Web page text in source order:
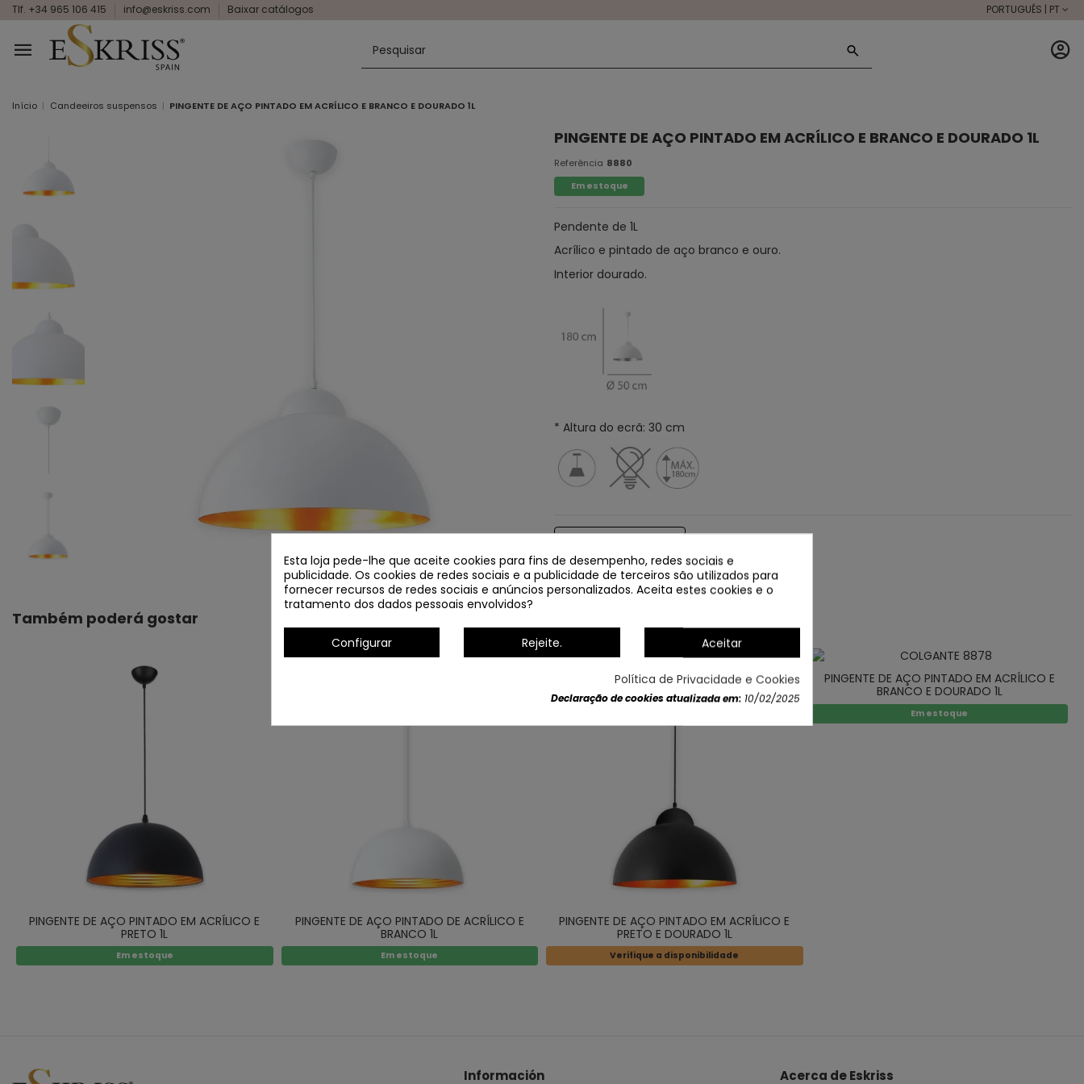
Tlf. +34 965 106 415 info@eskriss.com Baixar catálogos PORTUGUÊS | PT
Início Candeeiros suspensos PINGENTE DE AÇO PINTADO EM ACRÍLICO E BRANCO E DOURADO 1L
PINGENTE DE AÇO PINTADO EM ACRÍLICO E BRANCO E DOURADO 1L
Referência 8880
Em estoque
Pendente de 1L
Acrílico e pintado de aço branco e ouro.
Interior dourado.
* Altura do ecrã: 30 cm
Também poderá gostar
PINGENTE DE AÇO PINTADO EM ACRÍLICO E
PRETO 1L
Em estoque
PINGENTE DE AÇO PINTADO DE ACRÍLICO E
BRANCO 1L
Em estoque
PINGENTE DE AÇO PINTADO EM ACRÍLICO E
PRETO E DOURADO 1L
Verifique a disponibilidade
PINGENTE DE AÇO PINTADO EM ACRÍLICO E
BRANCO E DOURADO 1L
Em estoque
Información Acerca de Eskriss
Esta loja pede-lhe que aceite cookies para fins de desempenho, redes sociais e
publicidade. Os cookies de redes sociais e a publicidade de terceiros são utilizados para
fornecer recursos de redes sociais e anúncios personalizados. Aceita estes cookies e o
tratamento dos dados pessoais envolvidos?
Configurar Rejeite. Aceitar
Política de Privacidade e Cookies
Declaração de cookies atualizada em: 10/02/2025